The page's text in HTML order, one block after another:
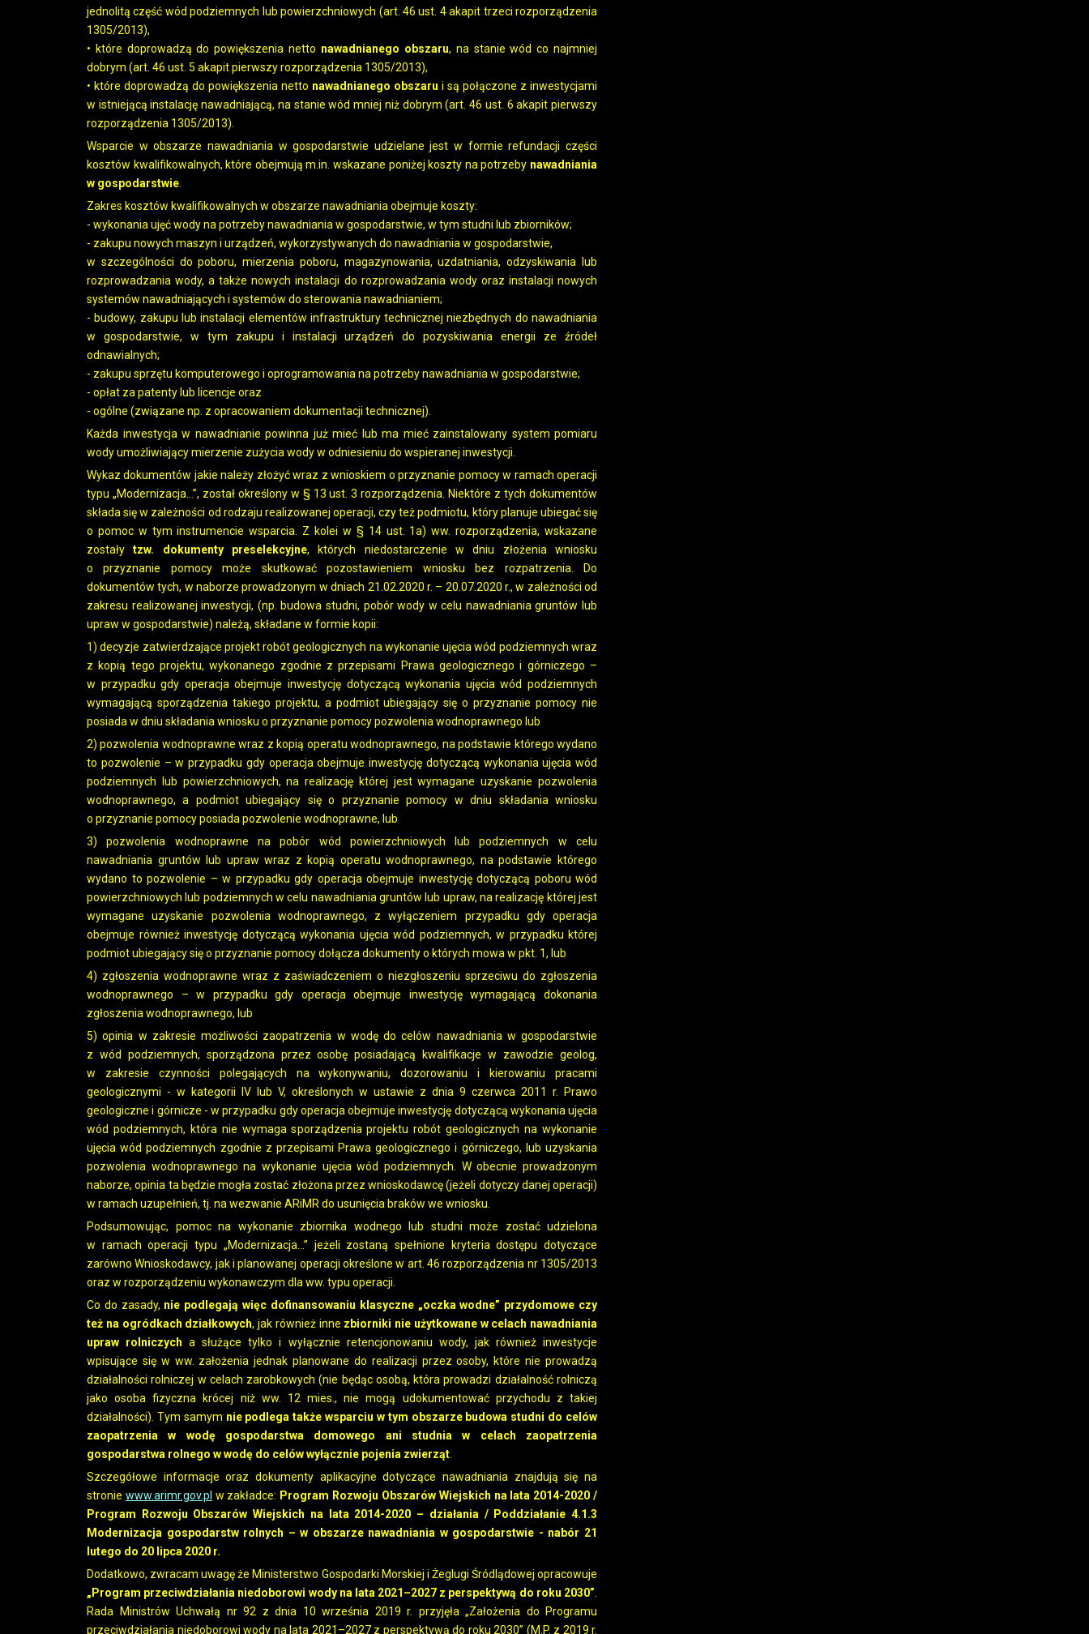
jednolitą część wód podziemnych lub powierzchniowych (art. 46 ust. 4 akapit trzeci rozporządzenia
1305/2013),
• które doprowadzą do powiększenia netto nawadnianego obszaru, na stanie wód co najmniej
dobrym (art. 46 ust. 5 akapit pierwszy rozporządzenia 1305/2013),
• które doprowadzą do powiększenia netto nawadnianego obszaru i są połączone z inwestycjami
w istniejącą instalację nawadniającą, na stanie wód mniej niż dobrym (art. 46 ust. 6 akapit pierwszy
rozporządzenia 1305/2013).
Wsparcie w obszarze nawadniania w gospodarstwie udzielane jest w formie refundacji części
kosztów kwalifikowalnych, które obejmują m.in. wskazane poniżej koszty na potrzeby nawadniania
w gospodarstwie
Zakres kosztów kwalifikowalnych w obszarze nawadniania obejmuje koszty:
- wykonania ujęć wody na potrzeby nawadniania w gospodarstwie, w tym studni lub zbiorników;
- zakupu nowych maszyn i urządzeń, wykorzystywanych do nawadniania w gospodarstwie,
w szczególności do poboru, mierzenia poboru, magazynowania, uzdatniania, odzyskiwania lub
rozprowadzania wody, a także nowych instalacji do rozprowadzania wody oraz instalacji nowych
systemów nawadniających i systemów do sterowania nawadnianiem;
- budowy, zakupu lub instalacji elementów infrastruktury technicznej niezbędnych do nawadniania
w gospodarstwie, w tym zakupu i instalacji urządzeń do pozyskiwania energii ze źródeł
odnawialnych;
- zakupu sprzętu komputerowego i oprogramowania na potrzeby nawadniania w gospodarstwie;
- opłat za patenty lub licencje oraz
- ogólne (związane np. z opracowaniem dokumentacji technicznej).
Każda inwestycja w nawadnianie powinna już mieć lub ma mieć zainstalowany system pomiaru
wody umożliwiający mierzenie zużycia wody w odniesieniu do wspieranej inwestycji.
Wykaz dokumentów jakie należy złożyć wraz z wnioskiem o przyznanie pomocy w ramach operacji
typu „Modernizacja…”, został określony w § 13 ust. 3 rozporządzenia. Niektóre z tych dokumentów
składa się w zależności od rodzaju realizowanej operacji, czy też podmiotu, który planuje ubiegać się
o pomoc w tym instrumencie wsparcia. Z kolei w § 14 ust. 1a) ww. rozporządzenia, wskazane
zostałytzw. dokumenty preselekcyjne, których niedostarczenie w dniu złożenia wniosku
o przyznanie pomocy może skutkować pozostawieniem wniosku bez rozpatrzenia. Do
dokumentów tych, w naborze prowadzonym w dniach 21.02.2020 r. – 20.07.2020 r., w zależności od
zakresu realizowanej inwestycji, (np. budowa studni, pobór wody w celu nawadniania gruntów lub
upraw w gospodarstwie) należą, składane w formie kopii:
1) decyzje zatwierdzające projekt robót geologicznych na wykonanie ujęcia wód podziemnych wraz
z kopią tego projektu, wykonanego zgodnie z przepisami Prawa geologicznego i górniczego –
w przypadku gdy operacja obejmuje inwestycję dotyczącą wykonania ujęcia wód podziemnych
wymagającą sporządzenia takiego projektu, a podmiot ubiegający się o przyznanie pomocy nie
posiada w dniu składania wniosku o przyznanie pomocy pozwolenia wodnoprawnego lub
2) pozwolenia wodnoprawne wraz z kopią operatu wodnoprawnego, na podstawie którego wydano
to pozwolenie – w przypadku gdy operacja obejmuje inwestycję dotyczącą wykonania ujęcia wód
podziemnych lub powierzchniowych, na realizację której jest wymagane uzyskanie pozwolenia
wodnoprawnego, a podmiot ubiegający się o przyznanie pomocy w dniu składania wniosku
o przyznanie pomocy posiada pozwolenie wodnoprawne, lub
3) pozwolenia wodnoprawne na pobór wód powierzchniowych lub podziemnych w celu
nawadniania gruntów lub upraw wraz z kopią operatu wodnoprawnego, na podstawie którego
wydano to pozwolenie – w przypadku gdy operacja obejmuje inwestycję dotyczącą poboru wód
powierzchniowych lub podziemnych w celu nawadniania gruntów lub upraw, na realizację której jest
wymagane uzyskanie pozwolenia wodnoprawnego, z wyłączeniem przypadku gdy operacja
obejmuje również inwestycję dotyczącą wykonania ujęcia wód podziemnych, w przypadku której
podmiot ubiegający się o przyznanie pomocy dołącza dokumenty o których mowa w pkt. 1, lub
4) zgłoszenia wodnoprawne wraz z zaświadczeniem o niezgłoszeniu sprzeciwu do zgłoszenia
wodnoprawnego – w przypadku gdy operacja obejmuje inwestycję wymagającą dokonania
zgłoszenia wodnoprawnego, lub
5) opinia w zakresie możliwości zaopatrzenia w wodę do celów nawadniania w gospodarstwie
z wód podziemnych, sporządzona przez osobę posiadającą kwalifikacje w zawodzie geolog,
w zakresie czynności polegających na wykonywaniu, dozorowaniu i kierowaniu pracami
geologicznymi - w kategorii IV lub V, określonych w ustawie z dnia 9 czerwca 2011 r. Prawo
geologiczne i górnicze - w przypadku gdy operacja obejmuje inwestycję dotyczącą wykonania ujęcia
wód podziemnych, która nie wymaga sporządzenia projektu robót geologicznych na wykonanie
ujęcia wód podziemnych zgodnie z przepisami Prawa geologicznego i górniczego, lub uzyskania
pozwolenia wodnoprawnego na wykonanie ujęcia wód podziemnych. W obecnie prowadzonym
naborze, opinia ta będzie mogła zostać złożona przez wnioskodawcę (jeżeli dotyczy danej operacji)
w ramach uzupełnień, tj. na wezwanie ARiMR do usunięcia braków we wniosku.
Podsumowując, pomoc na wykonanie zbiornika wodnego lub studni może zostać udzielona
w ramach operacji typu „Modernizacja…” jeżeli zostaną spełnione kryteria dostępu dotyczące
zarówno Wnioskodawcy, jak i planowanej operacji określone w art. 46 rozporządzenia nr 1305/2013
oraz w rozporządzeniu wykonawczym dla ww. typu operacji.
Co do zasady, nie podlegają więc dofinansowaniu klasyczne „oczka wodne” przydomowe czy
też na ogródkach działkowych, jak również inne zbiorniki nie użytkowane w celach nawadniania
upraw rolniczych a służące tylko i wyłącznie retencjonowaniu wody, jak również inwestycje
wpisujące się w ww. założenia jednak planowane do realizacji przez osoby, które nie prowadzą
działalności rolniczej w celach zarobkowych (nie będąc osobą, która prowadzi działalność rolniczą
jako osoba fizyczna krócej niż ww. 12 mies., nie mogą udokumentować przychodu z takiej
działalności). Tym samym nie podlega także wsparciu w tym obszarze budowa studni do celów
zaopatrzenia w wodę gospodarstwa domowego ani studnia w celach zaopatrzenia
gospodarstwa rolnego w wodę do celów wyłącznie pojenia zwierząt
Szczegółowe informacje oraz dokumenty aplikacyjne dotyczące nawadniania znajdują się na
stronie www.arimr.gov.pl w zakładce: Program Rozwoju Obszarów Wiejskich na lata 2014-2020 /
Program Rozwoju Obszarów Wiejskich na lata 2014-2020 – działania / Poddziałanie 4.1.3
Modernizacja gospodarstw rolnych – w obszarze nawadniania w gospodarstwie - nabór 21
lutego do 20 lipca 2020 r.
Dodatkowo, zwracam uwagę że Ministerstwo Gospodarki Morskiej i Żeglugi Śródlądowej opracowuje
„Program przeciwdziałania niedoborowi wody na lata 2021–2027 z perspektywą do roku 2030”
Rada Ministrów Uchwałą nr 92 z dnia 10 września 2019 r. przyjęła „Założenia do Programu
przeciwdziałania niedoborowi wody na lata 2021–2027 z perspektywą do roku 2030” (M.P. z 2019 r.